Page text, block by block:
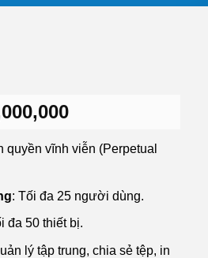
Giá
tại
₫1,000,000.
quyền vĩnh viễn (Perpetual
: Tối đa 25 người dùng.
đa 50 thiết bị.
lý tập trung, chia sẻ tệp, in